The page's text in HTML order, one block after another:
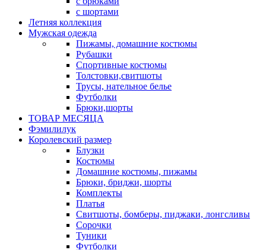
с шортами
Летняя коллекция
Мужская одежда
Пижамы, домашние костюмы
Рубашки
Спортивные костюмы
Толстовки,свитшоты
Трусы, нательное белье
Футболки
Брюки,шорты
ТОВАР МЕСЯЦА
Фэмилилук
Королевский размер
Блузки
Костюмы
Домашние костюмы, пижамы
Брюки, бриджи, шорты
Комплекты
Платья
Свитшоты, бомберы, пиджаки, лонгсливы
Сорочки
Туники
Футболки